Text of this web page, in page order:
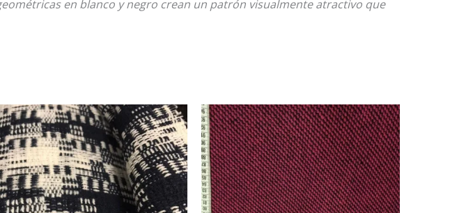
en blanco y negro crean un patrón visualmente atractivo que